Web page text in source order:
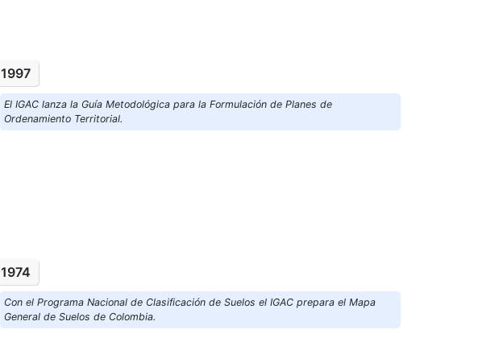
1997
El IGAC lanza la Guía Metodológica para la Formulación de Planes de
Ordenamiento Territorial.
1974
Con el Programa Nacional de Clasificación de Suelos el IGAC prepara el Mapa
General de Suelos de Colombia.